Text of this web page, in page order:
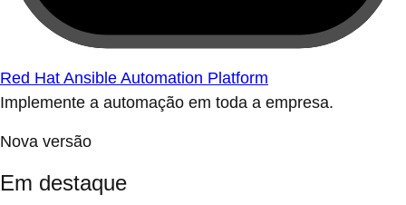
Red Hat Ansible Automation Platform
Implemente a automação em toda a empresa.
Nova versão
Em destaque